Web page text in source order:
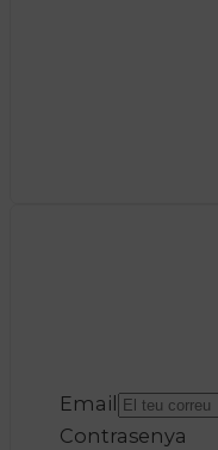
Email
Contrasenya